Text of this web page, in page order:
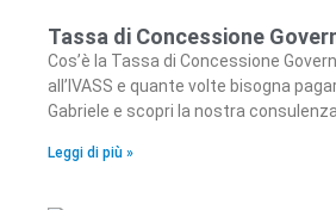
Tassa di Concessione
Cos’è la Tassa di Concessione
all’IVASS e quante volte bisogna
Gabriele e scopri la nostra consulenza.
Leggi di più »